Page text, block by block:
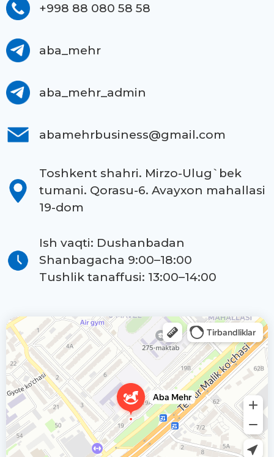
+998 88 080 58 58
aba_mehr
aba_mehr_admin
abamehrbusiness@gmail.com
Toshkent shahri. Mirzo-Ulug`bek
tumani. Qorasu-6. Avayxon mahallasi
19-dom
Ish vaqti: Dushanbadan
Shanbagacha 9:00–18:00
Tushlik tanaffusi: 13:00–14:00